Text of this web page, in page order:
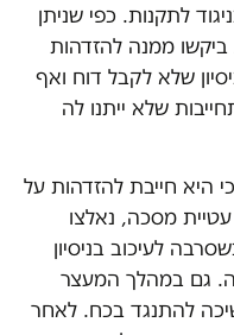
לתקנות. כפי שניתן
ממנה להזדהות
שלא לקבל דוח ואף
שלא ייתנו לה
היא חייבת להזדהות על
מסכה, נאלצו
לעיכוב בניסיון
גם במהלך המעצר
להתנגד בכח. לאחר